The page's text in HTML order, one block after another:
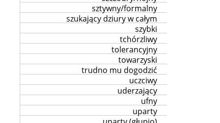
sztywny/formalny
szukający dziury w całym
szybki
tchórzliwy
tolerancyjny
towarzyski
trudno mu dogodzić
uczciwy
uderzający
ufny
uparty